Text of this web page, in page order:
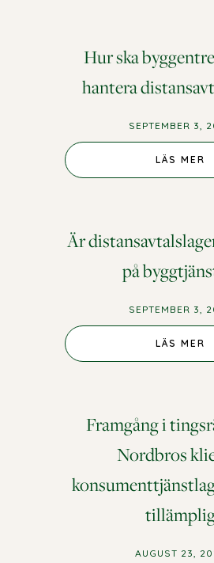
Hur ska
hantera
SEPTEMBER 3,
LÄS MER
Är
på
SEPTEMBER 3,
LÄS MER
Framgång i
Nordbros
AUGUST 23,